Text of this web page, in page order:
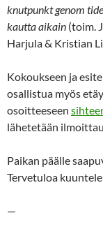
knutpunkt genom
kautta aikain (toim.
Harjula & Kristian
Kokoukseen ja
osallistua myös
osoitteeseen
lähetetään
Paikan päälle
Tervetuloa
—